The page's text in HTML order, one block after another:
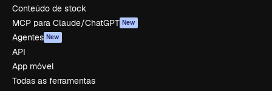
Conteúdo de stock
MCP para Claude/ChatGPT New
Agentes New
API
App móvel
Todas as ferramentas